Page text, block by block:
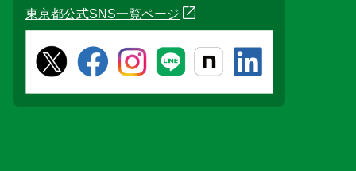
東京都公式SNS一覧ページ